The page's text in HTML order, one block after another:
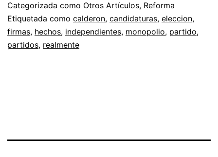
Categorizada como Otros Artículos, Reforma
Etiquetada como calderon, candidaturas, eleccion,
firmas, hechos, independientes, monopolio, partido,
partidos, realmente